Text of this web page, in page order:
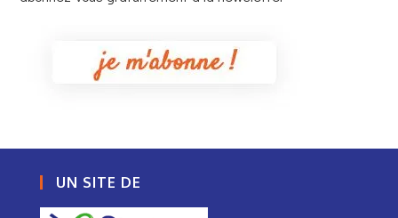
UN SITE DE